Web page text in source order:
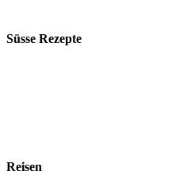
Süsse Rezepte
Reisen